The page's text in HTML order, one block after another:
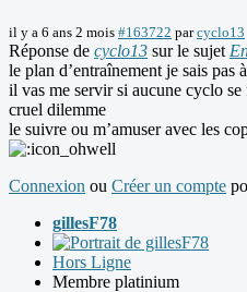
il y a 6 ans 2 mois #163722 parcyclo13
Réponse de cyclo13 sur le sujet
le plan d’entraînement je sais pas
il vas me servir si aucune cyclo se
cruel dilemme
le suivre ou m’amuser avec les
Connexion ou Créer un compte
gillesF78
Hors Ligne
Membre platinium